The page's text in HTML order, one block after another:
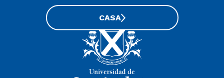
CASA